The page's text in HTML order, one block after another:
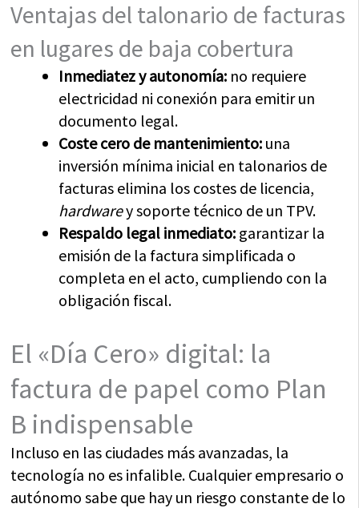
Ventajas del talonario de facturas
en lugares de baja cobertura
Inmediatez y autonomía: no requiere
electricidad ni conexión para emitir un
documento legal.
Coste cero de mantenimiento: una
inversión mínima inicial en talonarios de
facturas elimina los costes de licencia,
hardwarey soporte técnico de un TPV.
Respaldo legal inmediato: garantizar la
emisión de la factura simplificada o
completa en el acto, cumpliendo con la
obligación fiscal.
El «Día Cero» digital: la
factura de papel como Plan
B indispensable
Incluso en las ciudades más avanzadas, la
tecnología no es infalible. Cualquier empresario o
autónomo sabe que hay un riesgo constante de lo